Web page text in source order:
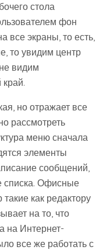
стола
фон
все экраны, то есть,
то увидим центр
видим
но отражает все
рассмотреть
меню сначала
элементы
сообщений,
списка. Офисные
как редактору
на то, что
​​на Интернет-
все же работать с